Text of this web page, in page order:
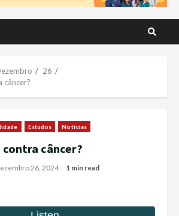
26
câncer?
Estudos Notícias
contra câncer?
26, 2024 1 min read